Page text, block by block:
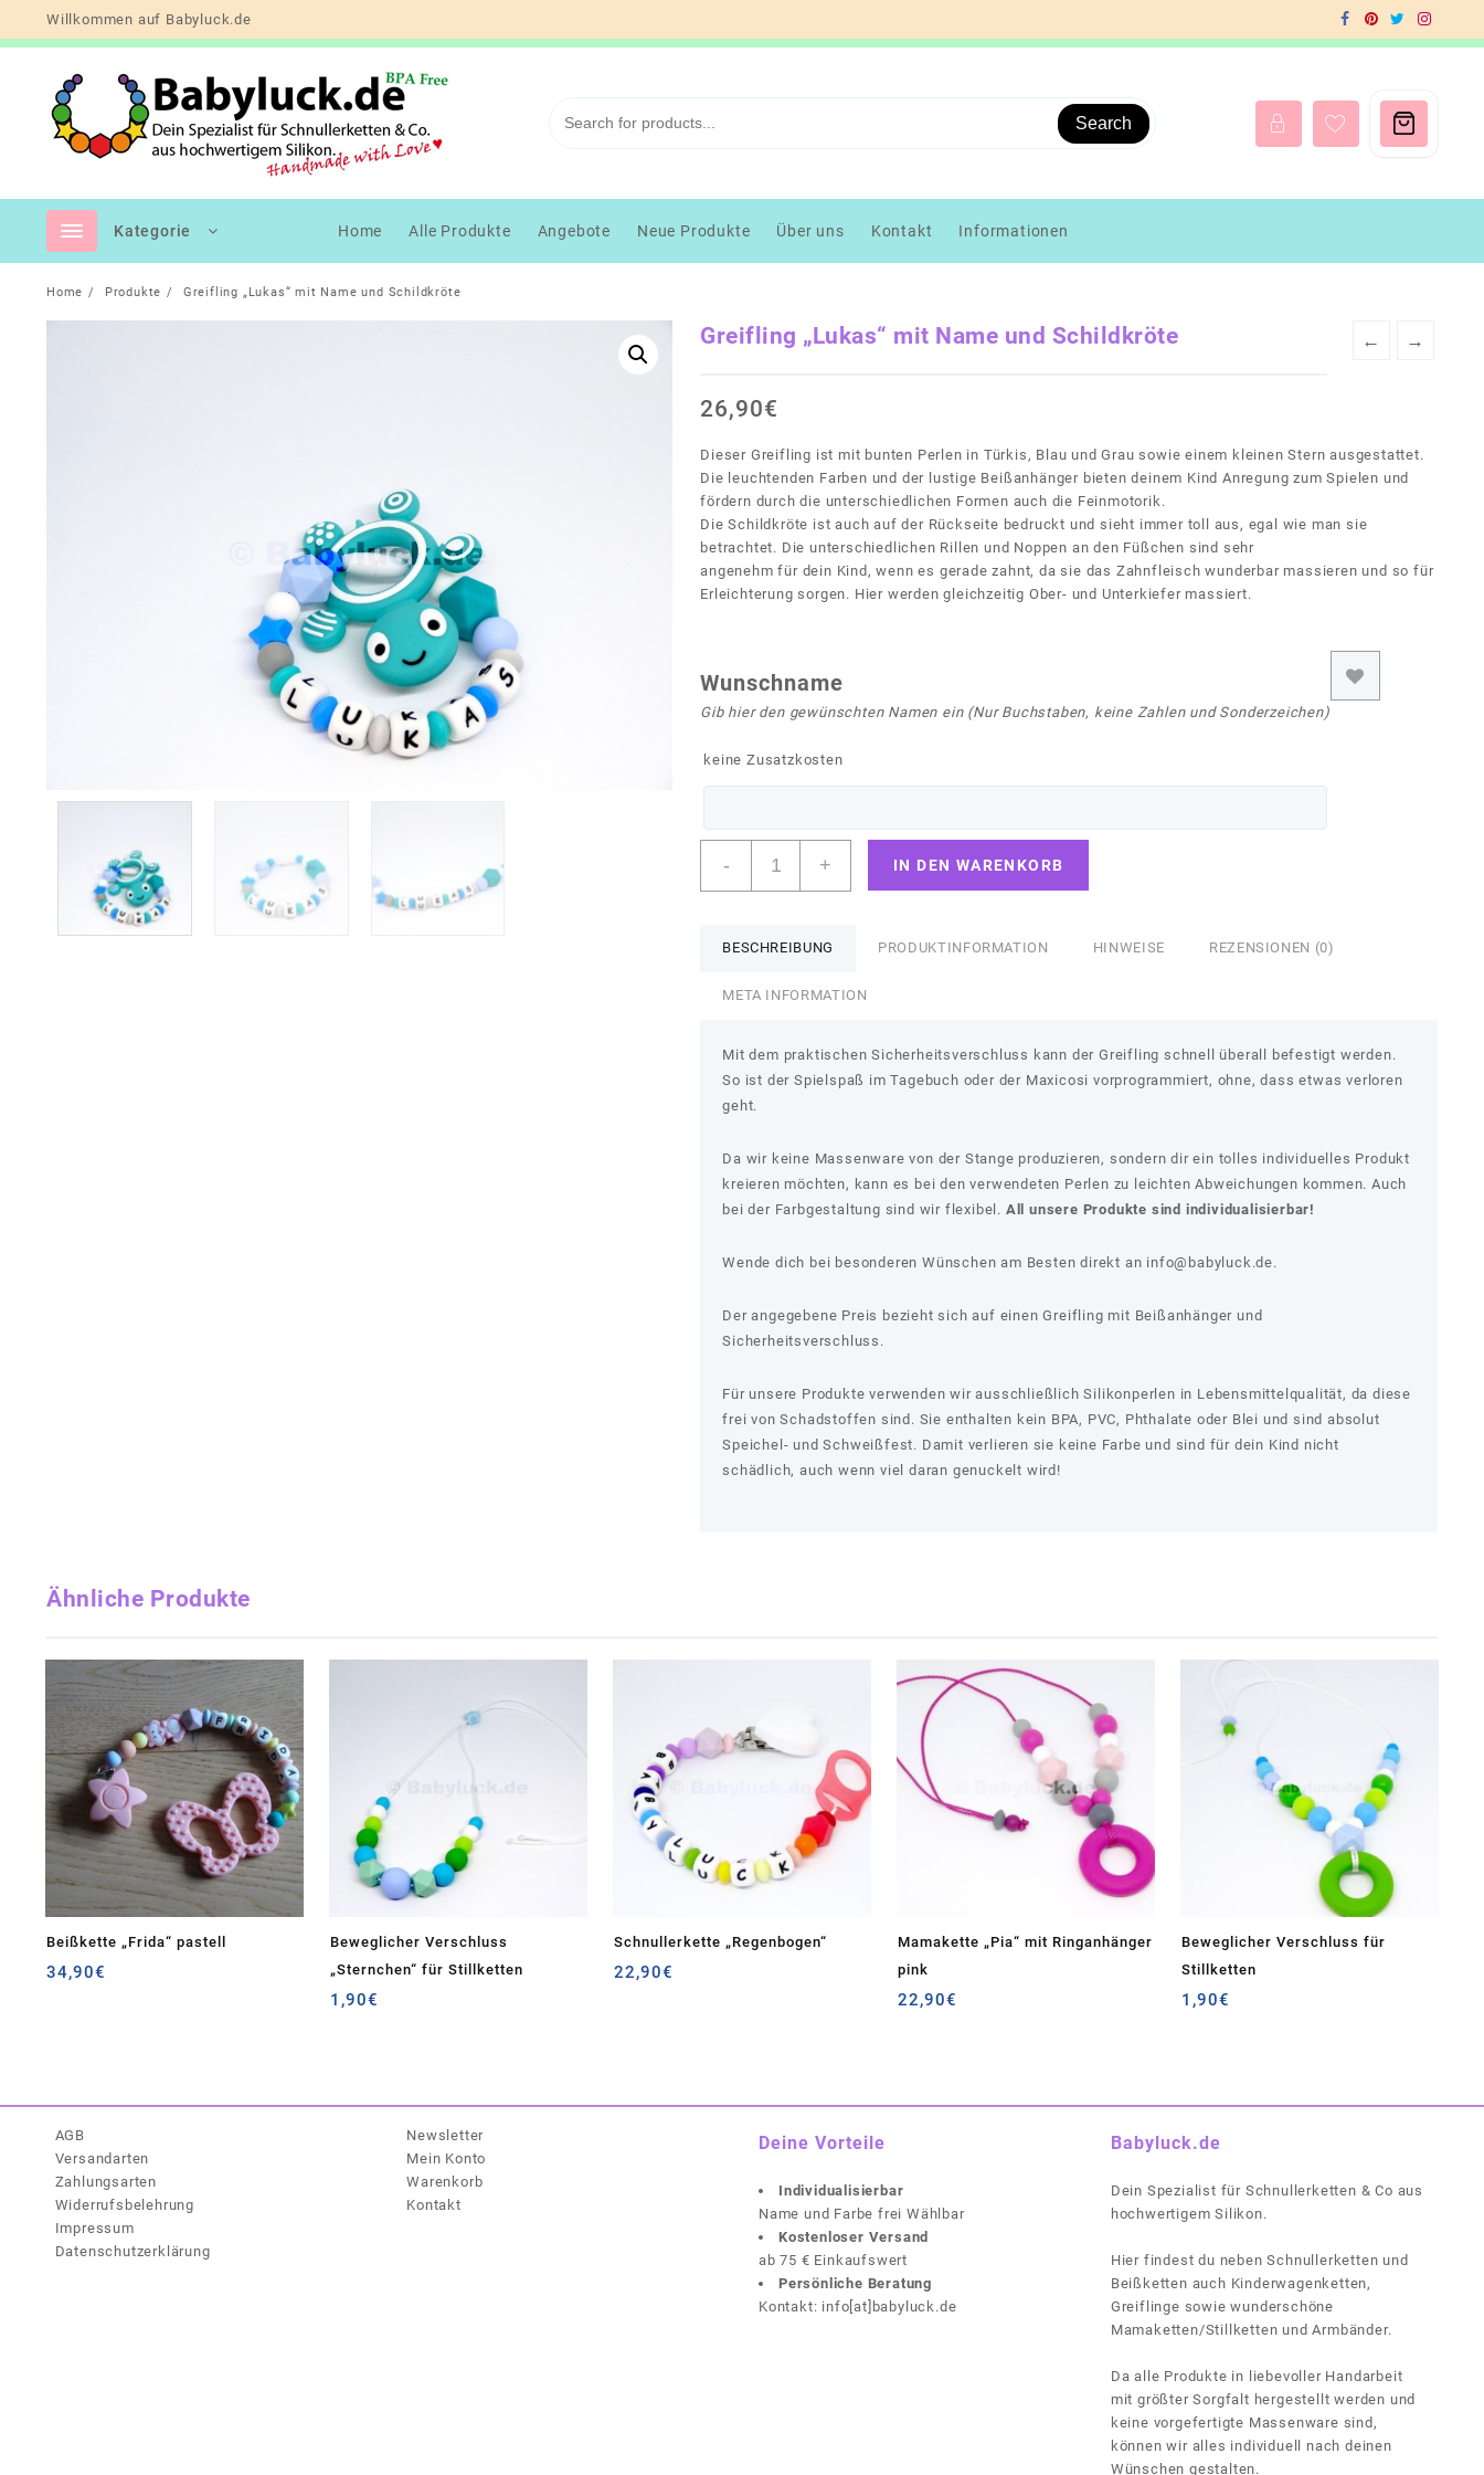
Willkommen auf Babyluck.de
Search
Kategorie Home Alle Produkte Angebote Neue Produkte Über uns Kontakt Informationen
Home Produkte Greifling „Lukas“ mit Name und Schildkröte
← →
Greifling „Lukas“ mit Name und Schildkröte
26,90€
Dieser Greifling ist mit bunten Perlen in Türkis, Blau und Grau sowie einem kleinen Stern ausgestattet.
Die leuchtenden Farben und der lustige Beißanhänger bieten deinem Kind Anregung zum Spielen und
fördern durch die unterschiedlichen Formen auch die Feinmotorik.
Die Schildkröte ist auch auf der Rückseite bedruckt und sieht immer toll aus, egal wie man sie
betrachtet. Die unterschiedlichen Rillen und Noppen an den Füßchen sind sehr
angenehm für dein Kind, wenn es gerade zahnt, da sie das Zahnfleisch wunderbar massieren und so für
Erleichterung sorgen. Hier werden gleichzeitig Ober- und Unterkiefer massiert.
Wunschname
Gib hier den gewünschten Namen ein (Nur Buchstaben, keine Zahlen und Sonderzeichen)
keine Zusatzkosten
-
"Lukas"
mit
und
Menge
+ IN DEN WARENKORB
BESCHREIBUNG PRODUKTINFORMATION HINWEISE REZENSIONEN (0)
META INFORMATION
Mit dem praktischen Sicherheitsverschluss kann der Greifling schnell überall befestigt werden.
So ist der Spielspaß im Tagebuch oder der Maxicosi vorprogrammiert, ohne, dass etwas verloren
geht.
Da wir keine Massenware von der Stange produzieren, sondern dir ein tolles individuelles Produkt
kreieren möchten, kann es bei den verwendeten Perlen zu leichten Abweichungen kommen. Auch
bei der Farbgestaltung sind wir flexibel. All unsere Produkte sind individualisierbar!
Wende dich bei besonderen Wünschen am Besten direkt an info@babyluck.de.
Der angegebene Preis bezieht sich auf einen Greifling mit Beißanhänger und
Sicherheitsverschluss.
Für unsere Produkte verwenden wir ausschließlich Silikonperlen in Lebensmittelqualität, da diese
frei von Schadstoffen sind. Sie enthalten kein BPA, PVC, Phthalate oder Blei und sind absolut
Speichel- und Schweißfest. Damit verlieren sie keine Farbe und sind für dein Kind nicht
schädlich, auch wenn viel daran genuckelt wird!
Ähnliche Produkte
Beißkette „Frida“ pastell
34,90€
Beweglicher Verschluss
„Sternchen“ für Stillketten
1,90€
Schnullerkette „Regenbogen“
22,90€
Mamakette „Pia“ mit Ringanhänger
pink
22,90€
Beweglicher Verschluss für
Stillketten
1,90€
AGB
Versandarten
Zahlungsarten
Widerrufsbelehrung
Impressum
Datenschutzerklärung
Newsletter
Mein Konto
Warenkorb
Kontakt
Deine Vorteile
Individualisierbar
Name und Farbe frei Wählbar
Kostenloser Versand
ab 75 € Einkaufswert
Persönliche Beratung
Kontakt: info[at]babyluck.de
Babyluck.de
Dein Spezialist für Schnullerketten & Co aus
hochwertigem Silikon.
Hier findest du neben Schnullerketten und
Beißketten auch Kinderwagenketten,
Greiflinge sowie wunderschöne
Mamaketten/Stillketten und Armbänder.
Da alle Produkte in liebevoller Handarbeit
mit größter Sorgfalt hergestellt werden und
keine vorgefertigte Massenware sind,
können wir alles individuell nach deinen
Wünschen gestalten.